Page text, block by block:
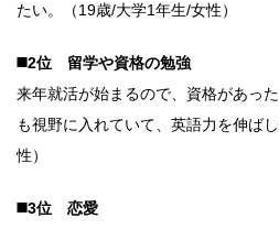
たい。（19歳/大学1年生/女性）
◼️2位 留学や資格の勉強
来年就活が始まるので、資格があっ
も視野に入れていて、英語力を伸ば
性）
◼️3位 恋愛